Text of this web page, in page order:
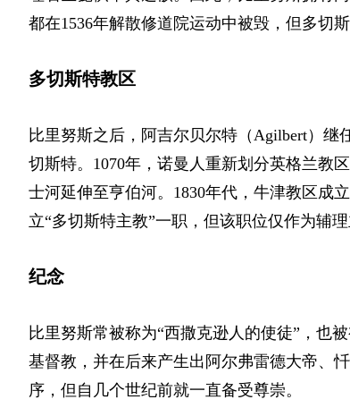
都在1536年解散修道院运动中被毁，但多切
多切斯特教区
比里努斯之后，阿吉尔贝尔特 （Agilbert） 继
切斯特。1070年，诺曼人重新划分英格兰
士河延伸至亨伯河。1830年代，牛津教区成
立“多切斯特主教”一职，但该职位仅作为辅
纪念
比里努斯常被称为“西撒克逊人的使徒”，也
基督教，并在后来产生出阿尔弗雷德大帝、
序，但自几个世纪前就一直备受尊崇。